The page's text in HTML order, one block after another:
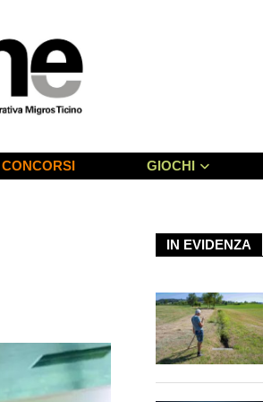
CONCORSI GIOCHI
IN EVIDENZA